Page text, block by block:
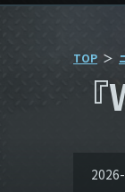
TOP